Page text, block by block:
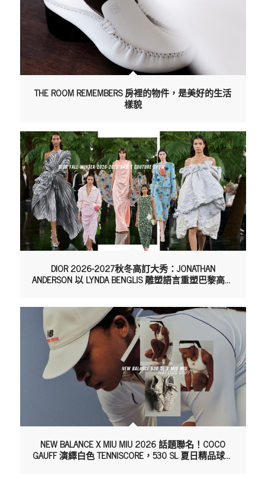
THE ROOM REMEMBERS 房裡的物件，是美好的生活
樣貌
DIOR 2026-2027秋冬高訂大秀：JONATHAN
ANDERSON 以 LYNDA BENGLIS 雕塑語言重塑巴黎高級
NEW BALANCE X MIU MIU 2026 話題聯名！COCO
GAUFF 演繹白色 TENNISCORE，530 SL 夏日精品球鞋